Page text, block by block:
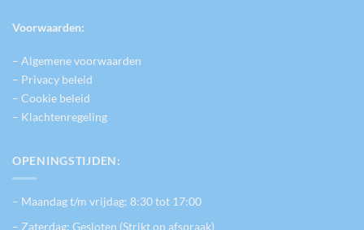
Voorwaarden:
– Algemene voorwaarden
– Privacy beleid
– Cookie beleid
– Klachtenregeling
OPENINGSTIJDEN:
– Maandag t/m vrijdag: 8:30 tot 17:00
– Zaterdag: Gesloten (Strikt op afspraak)